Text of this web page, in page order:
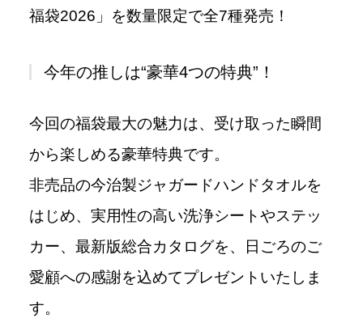
福袋2026」を数量限定で全7種発売！
今年の推しは“豪華4つの特典”！
今回の福袋最大の魅力は、受け取った瞬間
から楽しめる豪華特典です。
非売品の今治製ジャガードハンドタオルを
はじめ、実用性の高い洗浄シートやステッ
カー、最新版総合カタログを、日ごろのご
愛顧への感謝を込めてプレゼントいたしま
す。